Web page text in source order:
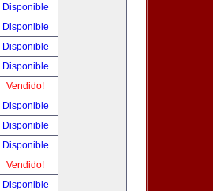
Disponible
Disponible
Disponible
Disponible
Vendido!
Disponible
Disponible
Disponible
Vendido!
Disponible